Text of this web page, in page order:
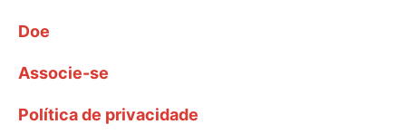
Doe
Associe-se
Política de privacidade